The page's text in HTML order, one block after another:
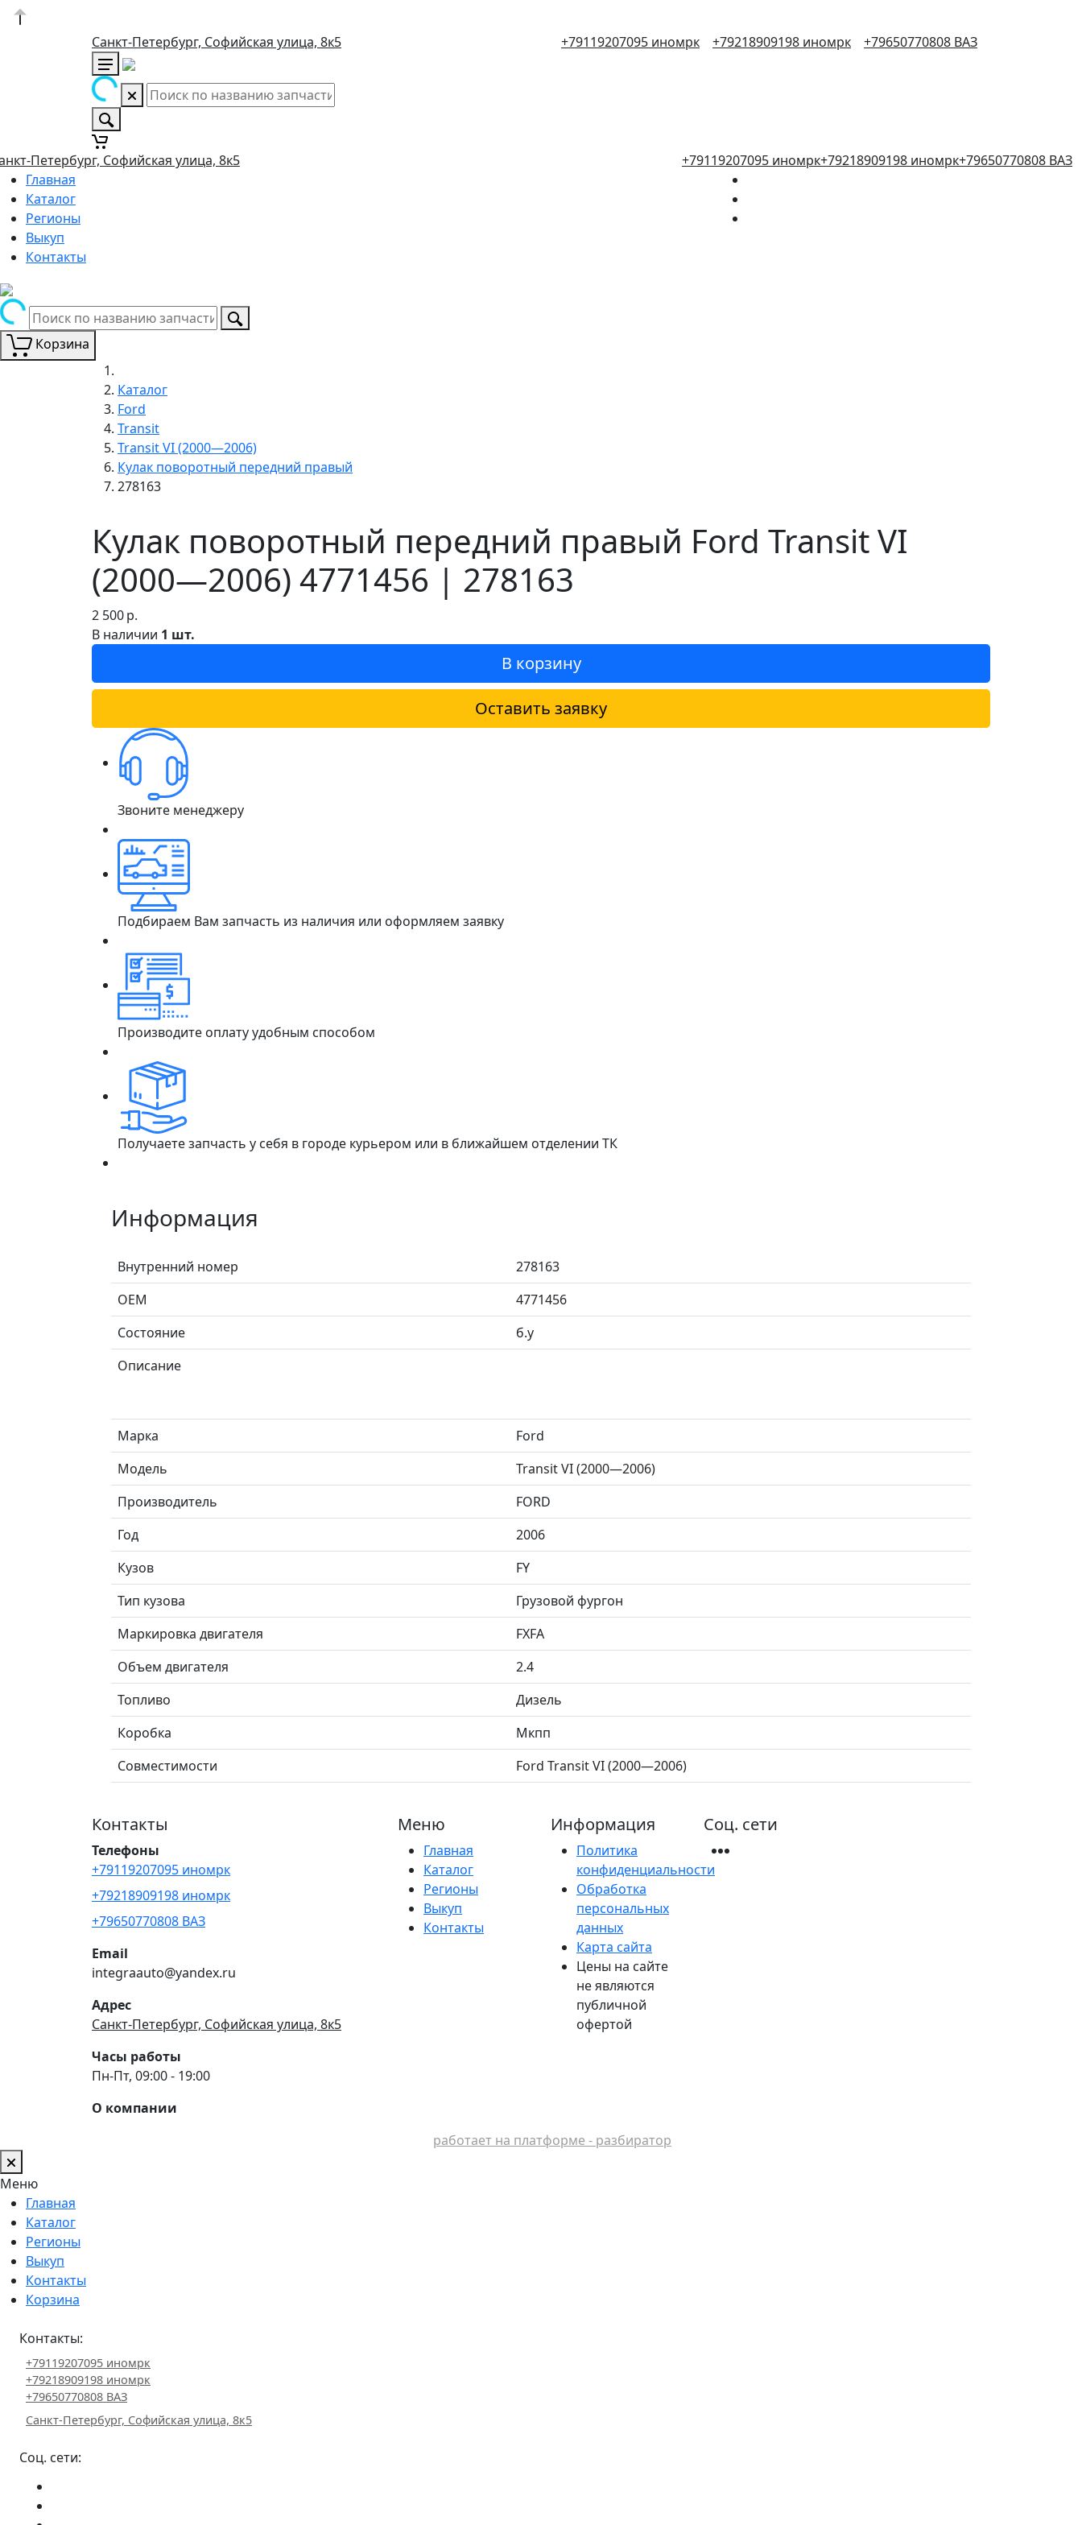
Санкт-Петербург, Софийская улица, 8к5 +79119207095 иномрк +79218909198 иномрк +79650770808 ВАЗ
Петербург, Софийская улица, 8к5 +79119207095 иномрк+79218909198 иномрк+79650770808 ВАЗ
Главная
Каталог
Регионы
Выкуп
Контакты
Корзина
Каталог
Ford
Transit
Transit VI (2000—2006)
Кулак поворотный передний правый
278163
Кулак поворотный передний правый Ford Transit VI
(2000—2006) 4771456 | 278163
2 500р.
В наличии 1 шт.
В корзину
Оставить заявку
Звоните менеджеру
Подбираем Вам запчасть из наличия или оформляем заявку
Производите оплату удобным способом
Получаете запчасть у себя в городе курьером или в ближайшем отделении ТК
Информация
Внутренний номер
278163
ОЕМ
4771456
Состояние
б.у
Описание
Марка
Ford
Модель
Transit VI (2000—2006)
Производитель
FORD
Год
2006
Кузов
FY
Тип кузова
Грузовой фургон
Маркировка двигателя
FXFA
Объем двигателя
2.4
Топливо
Дизель
Коробка
Мкпп
Совместимости
Ford Transit VI (2000—2006)
Контакты
Телефоны
+79119207095 иномрк
+79218909198 иномрк
+79650770808 ВАЗ
Email
integraauto@yandex.ru
Адрес
Санкт-Петербург, Софийская улица, 8к5
Часы работы
Пн-Пт, 09:00 - 19:00
О компании
Меню
Главная
Каталог
Регионы
Выкуп
Контакты
Информация
Политика
конфиденциальности
Обработка
персональных
данных
Карта сайта
Цены на сайте
не являются
публичной
офертой
Соц. сети
работает на платформе - разбиратор
Меню
Главная
Каталог
Регионы
Выкуп
Контакты
Корзина
Контакты:
+79119207095 иномрк
+79218909198 иномрк
+79650770808 ВАЗ
Санкт-Петербург, Софийская улица, 8к5
Соц. сети: